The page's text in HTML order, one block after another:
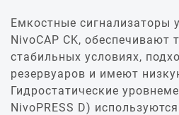
Емкостные сигнализаторы
NivoCAP CK, обеспечивают
стабильных условиях,
резервуаров и имеют
Гидростатические
NivoPRESS D)